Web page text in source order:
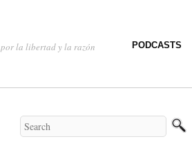
la libertad y la razón PODCASTS